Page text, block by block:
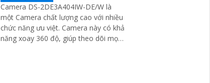
Camera DS-2DE3A404IW-DE/W là
một Camera chất lượng cao với nhiều
chức năng ưu việt. Camera này có khả
năng xoay 360 độ, giúp theo dõi mọi